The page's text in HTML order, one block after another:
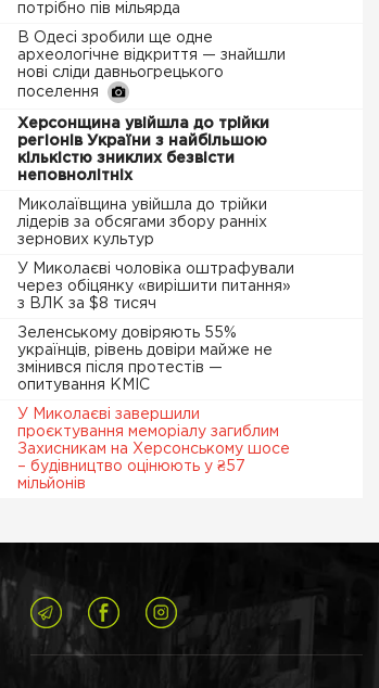
потрібно пів мільярда
В Одесі зробили ще одне
археологічне відкриття — знайшли
нові сліди давньогрецького
поселення
Херсонщина увійшла до трійки
регіонів України з найбільшою
кількістю зниклих безвісти
неповнолітніх
Миколаївщина увійшла до трійки
лідерів за обсягами збору ранніх
зернових культур
У Миколаєві чоловіка оштрафували
через обіцянку «вирішити питання»
з ВЛК за $8 тисяч
Зеленському довіряють 55%
українців, рівень довіри майже не
змінився після протестів —
опитування КМІС
У Миколаєві завершили
проєктування меморіалу загиблим
Захисникам на Херсонському шосе
– будівництво оцінюють у ₴57
мільйонів